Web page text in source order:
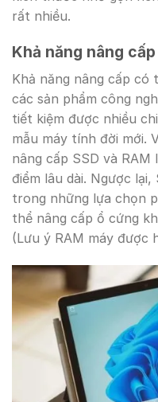
rất nhiều.
Khả năng nâng cấp
Khả năng nâng cấp có
các sản phẩm công
tiết kiệm được nhiều
mẫu máy tính đời mới.
nâng cấp SSD và
điểm lâu dài. Ngược
trong những lựa chọn
thể nâng cấp ổ cứng
(Lưu ý RAM máy được